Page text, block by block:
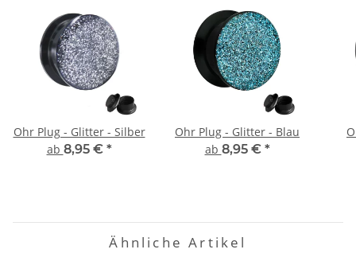
Ohr Plug - Glitter - Silber
ab 8,95 € *
Ohr Plug - Glitter - Blau
ab 8,95 € *
Ähnliche Artikel